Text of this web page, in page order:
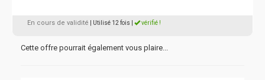
En cours de validité | Utilisé 12 fois vérifié !
Cette offre pourrait également vous plaire...